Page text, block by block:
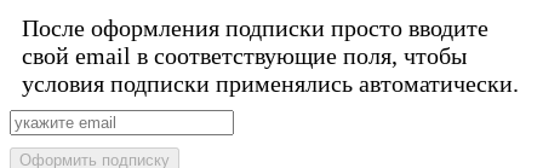
После оформления подписки просто вводите
свой email в соответствующие поля, чтобы
условия подписки применялись автоматически.
Оформить подписку